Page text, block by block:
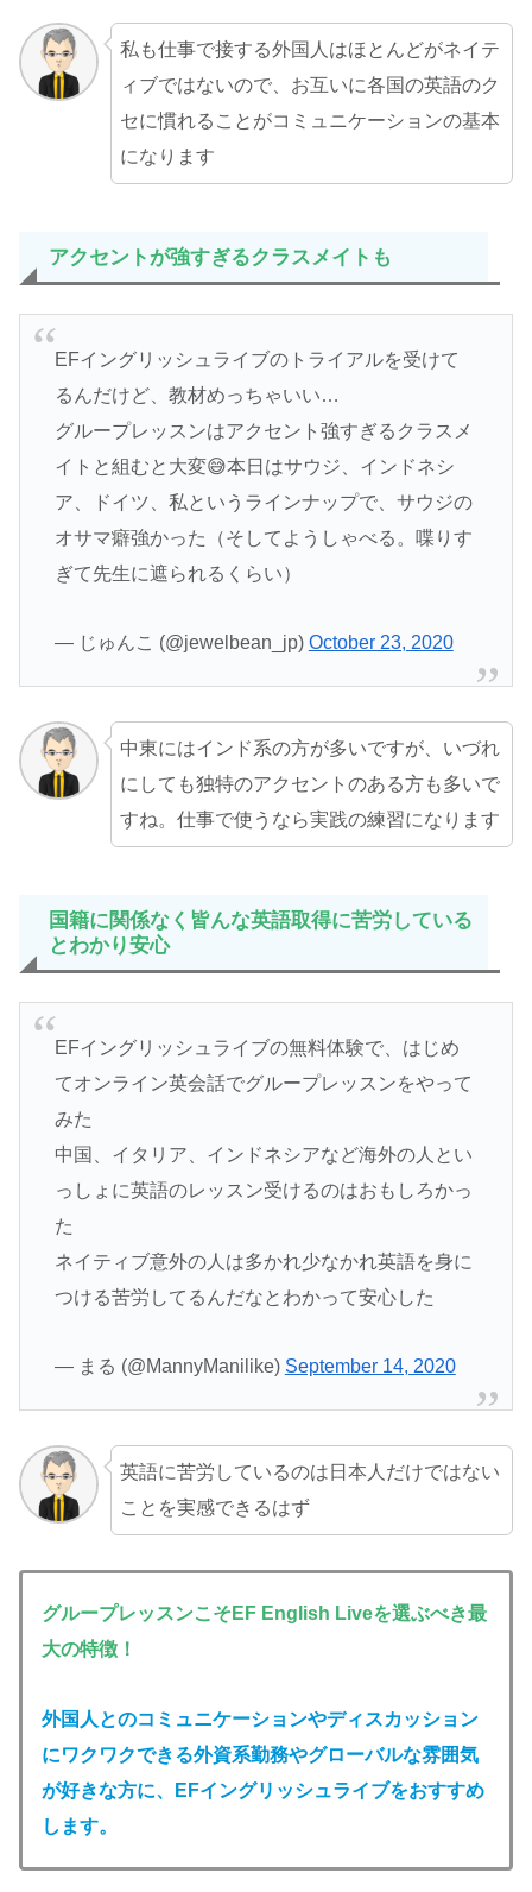
私も仕事で接する外国人はほとんどがネイテ
ィブではないので、お互いに各国の英語のク
セに慣れることがコミュニケーションの基本
になります
アクセントが強すぎるクラスメイトも
EFイングリッシュライブのトライアルを受けて
るんだけど、教材めっちゃいい…
グループレッスンはアクセント強すぎるクラスメ
イトと組むと大変😅本日はサウジ、インドネシ
ア、ドイツ、私というラインナップで、サウジの
オサマ癖強かった（そしてようしゃべる。喋りす
ぎて先生に遮られるくらい）
— じゅんこ (@jewelbean_jp) October 23, 2020
中東にはインド系の方が多いですが、いづれ
にしても独特のアクセントのある方も多いで
すね。仕事で使うなら実践の練習になります
国籍に関係なく皆んな英語取得に苦労している
とわかり安心
EFイングリッシュライブの無料体験で、はじめ
てオンライン英会話でグループレッスンをやって
みた
中国、イタリア、インドネシアなど海外の人とい
っしょに英語のレッスン受けるのはおもしろかっ
た
ネイティブ意外の人は多かれ少なかれ英語を身に
つける苦労してるんだなとわかって安心した
— まる (@MannyManilike) September 14, 2020
英語に苦労しているのは日本人だけではない
ことを実感できるはず
グループレッスンこそEF English Liveを選ぶべき最
大の特徴！
外国人とのコミュニケーションやディスカッション
にワクワクできる外資系勤務やグローバルな雰囲気
が好きな方に、EFイングリッシュライブをおすすめ
します。